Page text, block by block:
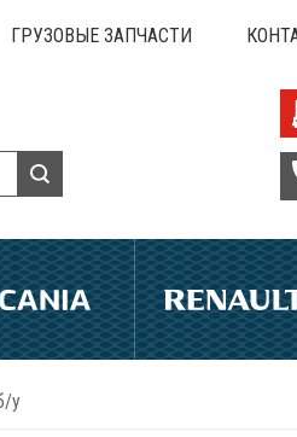
ГРУЗОВЫЕ ЗАПЧАСТИ
у